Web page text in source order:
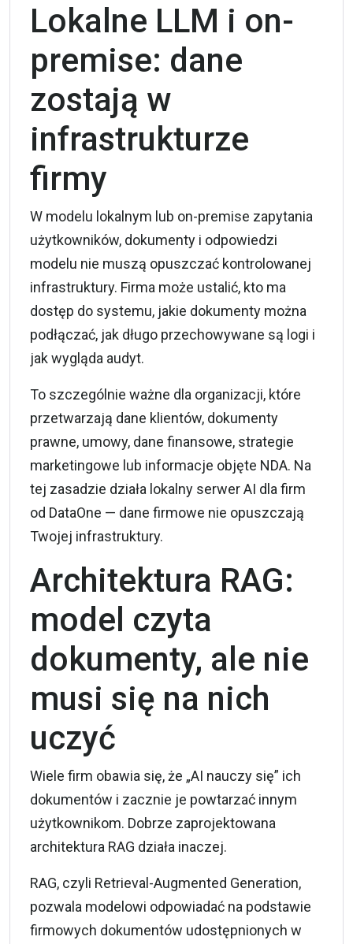
Lokalne LLM i on-
premise: dane
zostają w
infrastrukturze
firmy
W modelu lokalnym lub on-premise zapytania
użytkowników, dokumenty i odpowiedzi
modelu nie muszą opuszczać kontrolowanej
infrastruktury. Firma może ustalić, kto ma
dostęp do systemu, jakie dokumenty można
podłączać, jak długo przechowywane są logi i
jak wygląda audyt.
To szczególnie ważne dla organizacji, które
przetwarzają dane klientów, dokumenty
prawne, umowy, dane finansowe, strategie
marketingowe lub informacje objęte NDA. Na
tej zasadzie działa lokalny serwer AI dla firm
od DataOne — dane firmowe nie opuszczają
Twojej infrastruktury.
Architektura RAG:
model czyta
dokumenty, ale nie
musi się na nich
uczyć
Wiele firm obawia się, że „AI nauczy się” ich
dokumentów i zacznie je powtarzać innym
użytkownikom. Dobrze zaprojektowana
architektura RAG działa inaczej.
RAG, czyli Retrieval-Augmented Generation,
pozwala modelowi odpowiadać na podstawie
firmowych dokumentów udostępnionych w